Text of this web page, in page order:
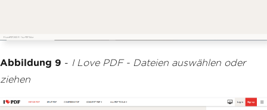
Abbildung 9 - I Love PDF - Dateien auswählen oder
ziehen